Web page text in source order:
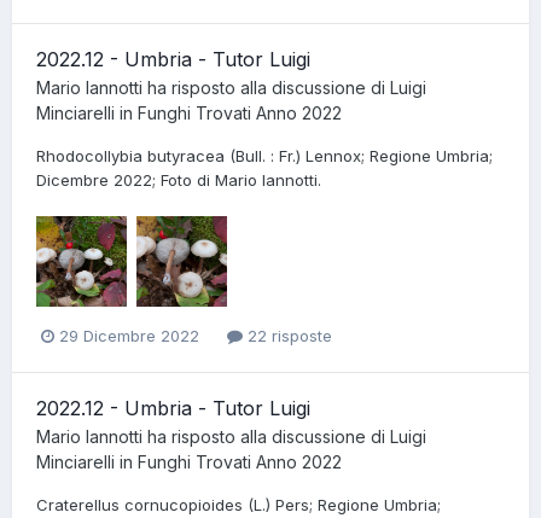
2022.12 - Umbria - Tutor Luigi
Mario Iannotti ha risposto alla discussione di Luigi
Minciarelli in Funghi Trovati Anno 2022
Rhodocollybia butyracea (Bull. : Fr.) Lennox; Regione Umbria;
Dicembre 2022; Foto di Mario Iannotti.
29 Dicembre 2022 22 risposte
2022.12 - Umbria - Tutor Luigi
Mario Iannotti ha risposto alla discussione di Luigi
Minciarelli in Funghi Trovati Anno 2022
Craterellus cornucopioides (L.) Pers; Regione Umbria;